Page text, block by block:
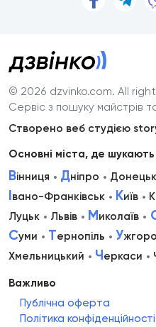
© 2026 dzvinko.com. All
Сервіс з пошуку майстрів та
Створено веб студією
Основні міста, де
Вінниця Дніпро Донецьк
Івано-Франківськ Київ
Луцьк
Львів Миколаїв
Суми Тернопіль У
Хмельницький
Черкаси
Важливо
Публічна оферта
Політика конфіденційності